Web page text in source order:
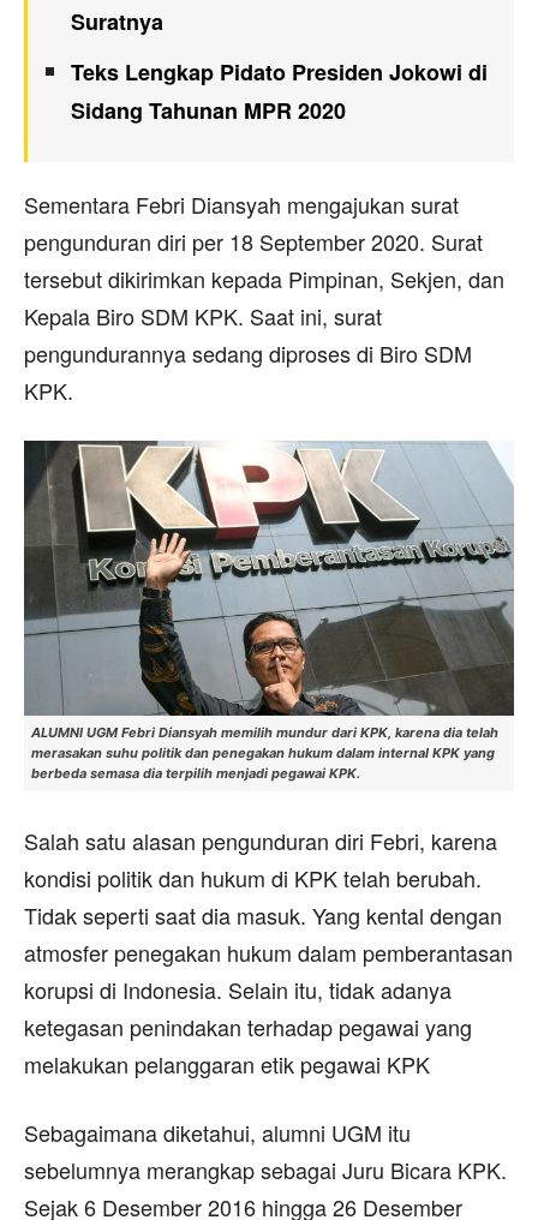
Suratnya
Teks Lengkap Pidato Presiden Jokowi di
Sidang Tahunan MPR 2020
Sementara Febri Diansyah mengajukan surat
pengunduran diri per 18 September 2020. Surat
tersebut dikirimkan kepada Pimpinan, Sekjen, dan
Kepala Biro SDM KPK. Saat ini, surat
pengundurannya sedang diproses di Biro SDM
KPK.
ALUMNI UGM Febri Diansyah memilih mundur dari KPK, karena dia telah
merasakan suhu politik dan penegakan hukum dalam internal KPK yang
berbeda semasa dia terpilih menjadi pegawai KPK.
Salah satu alasan pengunduran diri Febri, karena
kondisi politik dan hukum di KPK telah berubah.
Tidak seperti saat dia masuk. Yang kental dengan
atmosfer penegakan hukum dalam pemberantasan
korupsi di Indonesia. Selain itu, tidak adanya
ketegasan penindakan terhadap pegawai yang
melakukan pelanggaran etik pegawai KPK
Sebagaimana diketahui, alumni UGM itu
sebelumnya merangkap sebagai Juru Bicara KPK.
Sejak 6 Desember 2016 hingga 26 Desember